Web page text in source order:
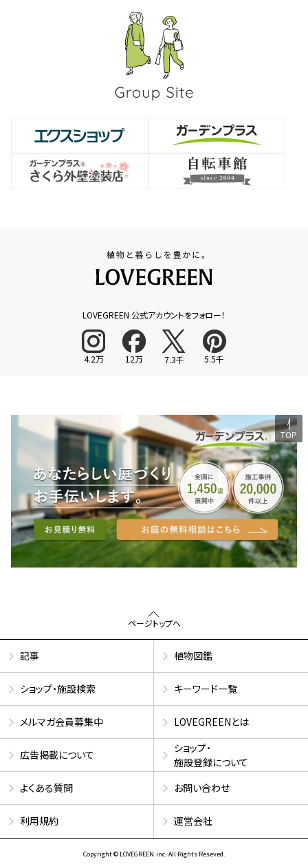
LOVEGREEN 公式アカウントをフォロー！
4.2万 12万 7.3千 5.5千
TOP
ページトップへ
記事 植物図鑑
ショップ・施設検索 キーワード一覧
メルマガ会員募集中 LOVEGREENとは
広告掲載について
ショップ・
施設登録について
よくある質問
お問い合わせ
利用規約 運営会社
Copyright © LOVEGREEN.inc. All Rights Reseved.